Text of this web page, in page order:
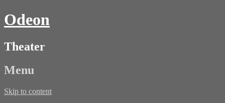
Odeon
Theater
Menu
Skip to content